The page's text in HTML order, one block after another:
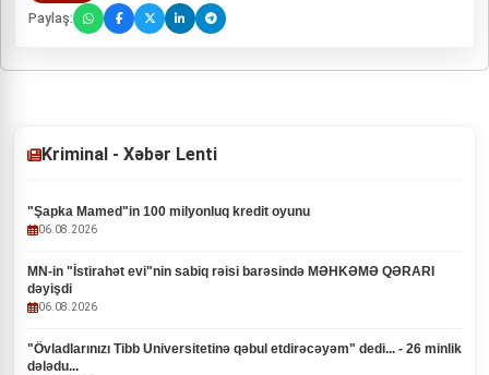
Paylaş:
Kriminal - Xəbər Lenti
"Şapka Mamed"in 100 milyonluq kredit oyunu
06.08.2026
MN-in "İstirahət evi"nin sabiq rəisi barəsində MƏHKƏMƏ QƏRARI
dəyişdi
06.08.2026
"Övladlarınızı Tibb Universitetinə qəbul etdirəcəyəm" dedi... - 26 minlik
dələdu...